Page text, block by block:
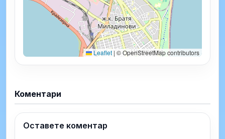
Leaflet | © OpenStreetMap contributors
Коментари
Оставете коментар